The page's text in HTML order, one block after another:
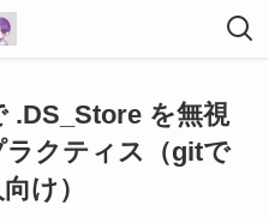
.DS_Store を無視
クティス（gitで
け）